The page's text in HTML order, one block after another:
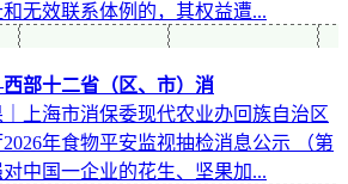
无效联系体例的，其权益遭...
部十二省（区、市）消
上海市消保委现代农业办回族自治区
年食物平安监视抽检消息公示 （第
中国一企业的花生、坚果加...